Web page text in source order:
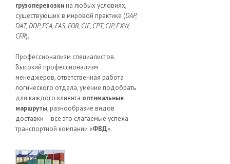
грузоперевозки на любых условиях,
существующих в мировой практике (DАP,
DАT, DDP, FСА, FАS, FОB, СIF, СPT, СIP, EXW,
СFR).
Профессионализм специалистов.
Высокий профессионализм
менеджеров, ответственная работа
логического отдела, умение подобрать
для каждого клиента оптимальные
маршруты, разнообразие видов
доставки – все это слагаемые успеха
транспортной компании «ФВД».